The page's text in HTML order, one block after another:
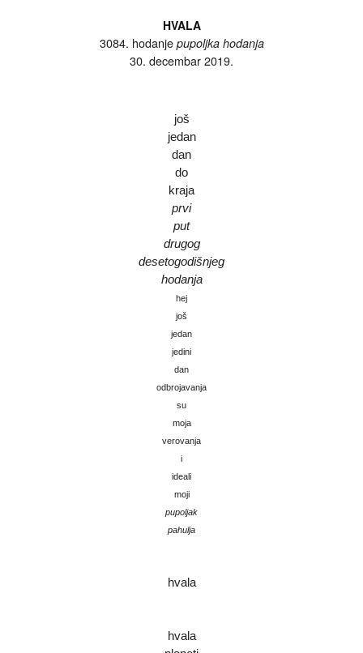
HVALA
3084. hodanje pupoljka hodanja
30. decembar 2019.
još
jedan
dan
do
kraja
prvi
put
drugog
desetogodišnjeg
hodanja
hej
još
jedan
jedini
dan
odbrojavanja
su
moja
verovanja
i
ideali
moji
pupoljak
pahulja
hvala
hvala